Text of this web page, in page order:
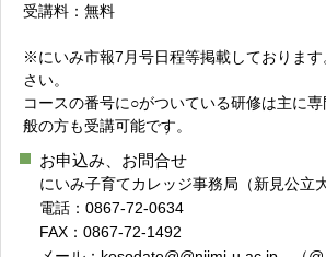
受講料：無料
※にいみ市報7月号日程等掲載しておりま
さい。
コースの番号に○がついている研修は主に
般の方も受講可能です。
お申込み、お問合せ
にいみ子育てカレッジ事務局（新見公立
電話：0867-72-0634
FAX：0867-72-1492